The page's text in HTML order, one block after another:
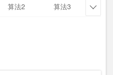
算法2 算法3 